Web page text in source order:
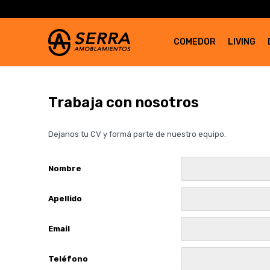
COMEDOR LIVING
Trabaja con nosotros
Dejanos tu CV y formá parte de nuestro equipo.
Nombre
Apellido
Email
Teléfono